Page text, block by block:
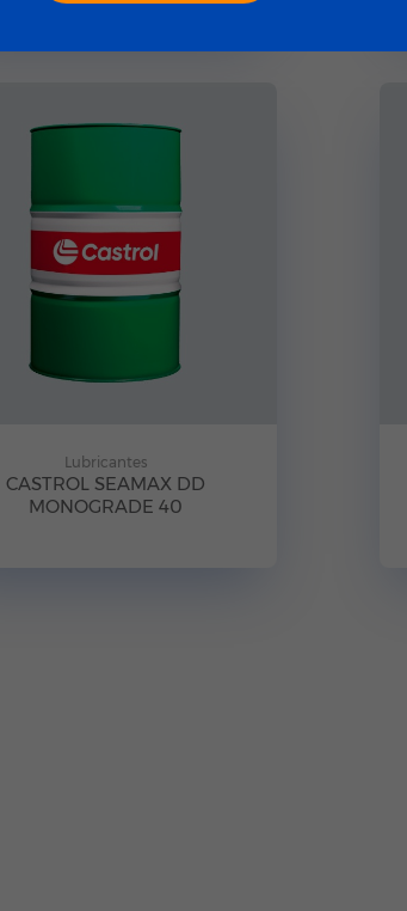
Lubricantes
CASTROL SEAMAX DD
MONOGRADE 40